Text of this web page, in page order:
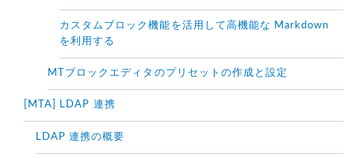
カスタムブロック機能を活用して高機能な Markdown
を利用する
MTブロックエディタのプリセットの作成と設定
[MTA] LDAP 連携
LDAP 連携の概要